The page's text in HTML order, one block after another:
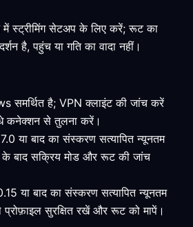
स्ट्रीमिंग सेटअप के लिए करें; रूट का
है, पहुंच या गति का वादा नहीं।
समर्थित है; VPN क्लाइंट की जांच करें
कनेक्शन से तुलना करें।
या बाद का संस्करण सत्यापित न्यूनतम
बाद सक्रिय मोड और रूट की जांच
या बाद का संस्करण सत्यापित न्यूनतम
सुरक्षित रखें और रूट को मापें।